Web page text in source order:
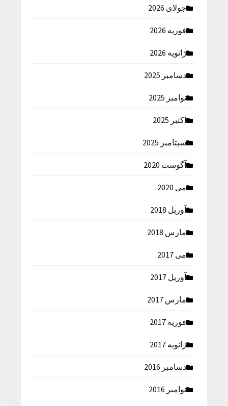
جولای 2026
فوریه 2026
ژانویه 2026
دسامبر 2025
نوامبر 2025
اکتبر 2025
سپتامبر 2025
آگوست 2020
می 2020
آوریل 2018
مارس 2018
می 2017
آوریل 2017
مارس 2017
فوریه 2017
ژانویه 2017
دسامبر 2016
نوامبر 2016